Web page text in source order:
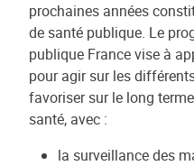
prochaines années
de santé publique. Le
publique France vise à
pour agir sur les
favoriser sur le long
santé, avec :
la surveillance des